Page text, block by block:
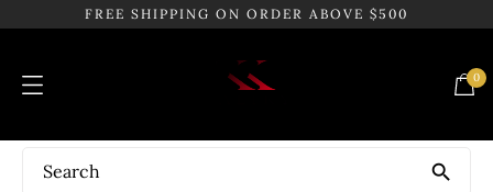
FREE SHIPPING ON ORDER ABOVE $500
0
